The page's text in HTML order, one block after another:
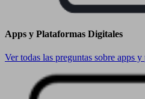
Apps y Plataformas Digitales
Ver todas las preguntas sobre apps